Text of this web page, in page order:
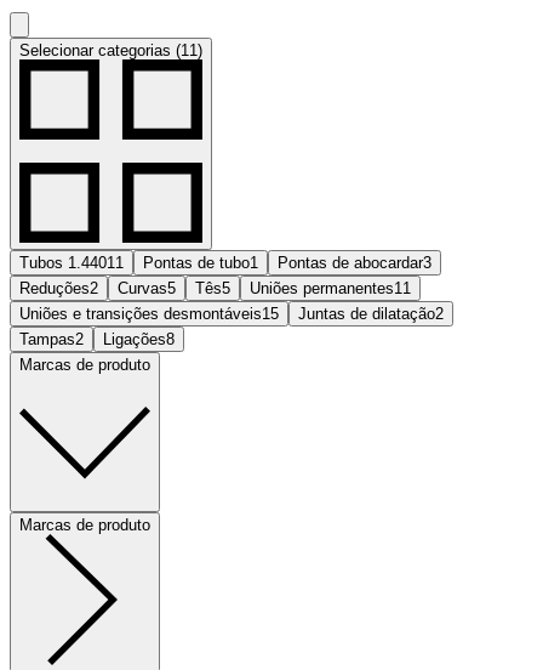
Selecionar categorias (11)
Tubos 1.4401 1 Pontas de tubo1 Pontas de abocardar3
Reduções2 Curvas5 Tês5 Uniões permanentes11
Uniões e transições desmontáveis15 Juntas de dilatação2
Tampas2 Ligações8
Marcas de produto
Marcas de produto